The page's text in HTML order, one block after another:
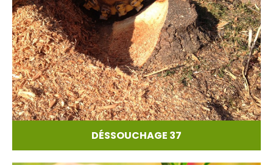
DÉSSOUCHAGE 37